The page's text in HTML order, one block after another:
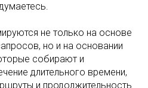
не только на основе
но и на основании
собирают и
длительного времени,
и продолжительность